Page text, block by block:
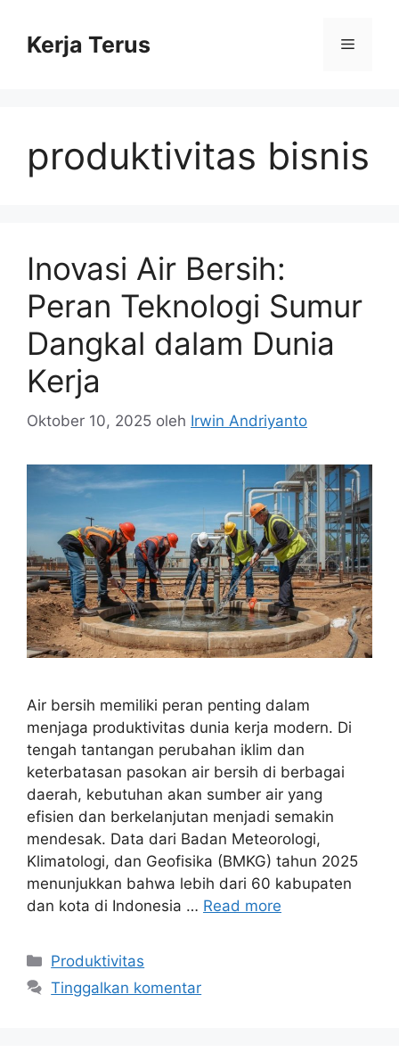
Kerja Terus Menu
produktivitas bisnis
Inovasi Air Bersih:
Peran Teknologi Sumur
Dangkal dalam Dunia
Kerja
Oktober 10, 2025 oleh Irwin Andriyanto
Air bersih memiliki peran penting dalam
menjaga produktivitas dunia kerja modern. Di
tengah tantangan perubahan iklim dan
keterbatasan pasokan air bersih di berbagai
daerah, kebutuhan akan sumber air yang
efisien dan berkelanjutan menjadi semakin
mendesak. Data dari Badan Meteorologi,
Klimatologi, dan Geofisika (BMKG) tahun 2025
menunjukkan bahwa lebih dari 60 kabupaten
dan kota di Indonesia … Read more
Kategori
Produktivitas
Tinggalkan komentar